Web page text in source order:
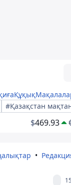
Құқық
#Қазақстан
$469.93